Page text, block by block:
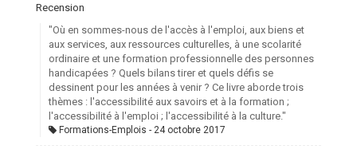
Recension
"Où en sommes-nous de l'accès à l'emploi, aux biens et
aux services, aux ressources culturelles, à une scolarité
ordinaire et une formation professionnelle des personnes
handicapées ? Quels bilans tirer et quels défis se
dessinent pour les années à venir ? Ce livre aborde trois
thèmes : l'accessibilité aux savoirs et à la formation ;
l'accessibilité à l'emploi ; l'accessibilité à la culture."
Formations-Emplois 24 octobre 2017